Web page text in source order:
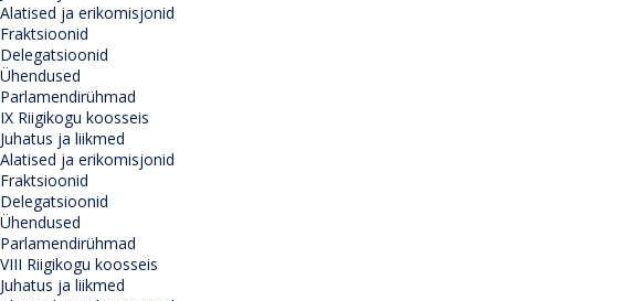
Alatised ja erikomisjonid
Fraktsioonid
Delegatsioonid
Ühendused
Parlamendirühmad
IX Riigikogu koosseis
Juhatus ja liikmed
Alatised ja erikomisjonid
Fraktsioonid
Delegatsioonid
Ühendused
Parlamendirühmad
VIII Riigikogu koosseis
Juhatus ja liikmed